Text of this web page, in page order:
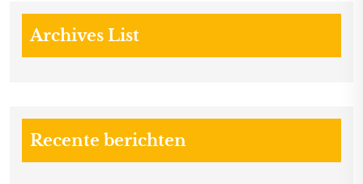
Archives List
Recente berichten